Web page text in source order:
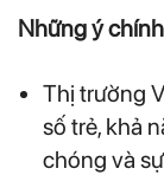
Những ý
Thị trường
số trẻ, khả
chóng và